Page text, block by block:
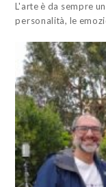
L'arte è da sempre
personalità, le